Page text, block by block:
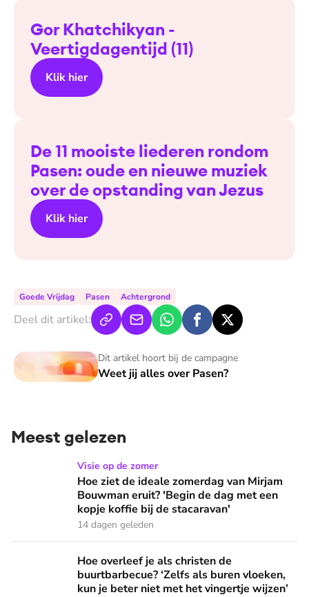
Gor Khatchikyan -
Veertigdagentijd (11)
Klik hier
De 11 mooiste liederen rondom
Pasen: oude en nieuwe muziek
over de opstanding van Jezus
Klik hier
Goede Vrijdag Pasen Achtergrond
Deel dit artikel:
Dit artikel hoort bij de campagne
Weet jij alles over Pasen?
Weet jij alles over Pasen?
Meest gelezen
Hoe ziet de ideale zomerdag van Mirjam Bouwman eruit?
Visie op de zomer
Hoe ziet de ideale zomerdag van Mirjam
Bouwman eruit? 'Begin de dag met een
kopje koffie bij de stacaravan'
14 dagen geleden
Hoe overleef je als christen de buurtbarbecue? ‘Zelfs als
Hoe overleef je als christen de
buurtbarbecue? ‘Zelfs als buren vloeken,
kun je beter niet met het vingertje wijzen’